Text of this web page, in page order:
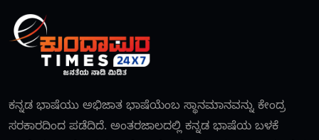
ಕನ್ನಡ ಭಾಷೆಯು ಅಭಿಜಾತ ಭಾಷೆಯೆಂಬ ಸ್ಥಾನಮಾನವನ್ನು ಕೇಂದ್ರ
ಸರಕಾರದಿಂದ ಪಡೆದಿದೆ. ಅಂತರಜಾಲದಲ್ಲಿ ಕನ್ನಡ ಭಾಷೆಯ ಬಳಕೆ